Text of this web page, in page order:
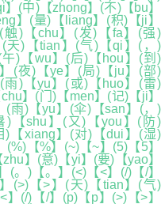
(中)【zhong】(不)【bu】
】(量)【liang】(积)【ji】
)【chu】(发)【fa】(强)
天)【tian】(气)【qi】(，)
)【wu】(后)【hou】(到)
(夜)【ye】(局)【ju】(部)
雨)【yu】(或)【huo】(雷)
】(门)【men】(记)【ji】
(雨)【yu】(伞)【san】(，)
)【shu】(又)【you】(防)
)【xiang】(对)【dui】(湿)
【%】(~)【~】(5)【5】
】(意)【yi】(要)【yao】
。)【。】(<)【<】(/)【/】
(>)【>】(天)【tian】(气)
(/)【/】(p)【p】(>)【>】